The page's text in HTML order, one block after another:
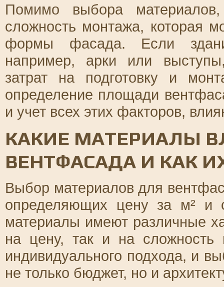
Помимо выбора
сложность монтажа, которая
формы фасада. Если
например, арки или
затрат на подготовку и
определение площади
и учет всех этих факторов,
КАКИЕ МАТЕРИАЛЫ
ВЕНТФАСАДА И КАК
Выбор материалов для
определяющих цену за м² и
материалы имеют различные
на цену, так и на сложность
индивидуального подхода, и
не только бюджет, но и